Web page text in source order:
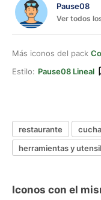
Pause08
Ver todos
Más iconos del pack
Estilo: Pause08 Lineal
restaurante
herramientas y
Iconos con el